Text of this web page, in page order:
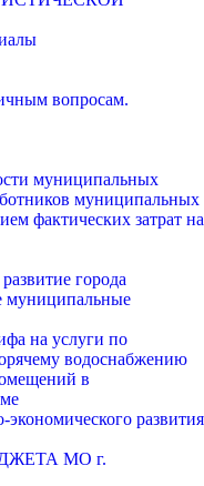
вопросам.
муниципальных
муниципальных
фактических затрат на
города
муниципальные
на услуги по
водоснабжению
в
экономического развития
МО г.